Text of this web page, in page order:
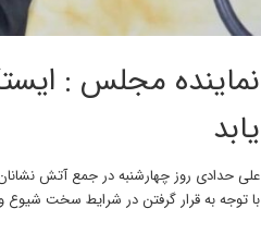
نماینده مجلس :
یابد
علی حدادی روز چهارشنبه در جمع آتش
با توجه به قرار گرفتن در شرایط سخت شیوع